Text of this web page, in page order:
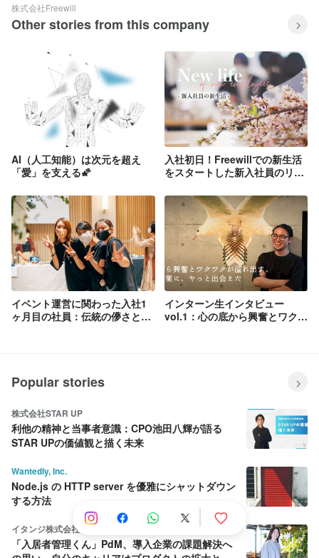
株式会社Freewill
Other stories from this company
AI（人工知能）は次元を超え
「愛」を支える🌠
入社初日！Freewillでの新生活
をスタートした新入社員のリア
イベント運営に関わった入社1
ヶ月目の社員：伝統の儚さと繋
インターン生インタビュー
vol.1：心の底から興奮とワクワ
Popular stories
株式会社STAR UP
利他の精神と当事者意識：CPO池田八輝が語る
STAR UPの価値観と描く未来
Wantedly, Inc.
Node.js の HTTP server を優雅にシャットダウン
する方法
イタンジ株式会社
「入居者管理くん」PdM、導入企業の課題解決へ